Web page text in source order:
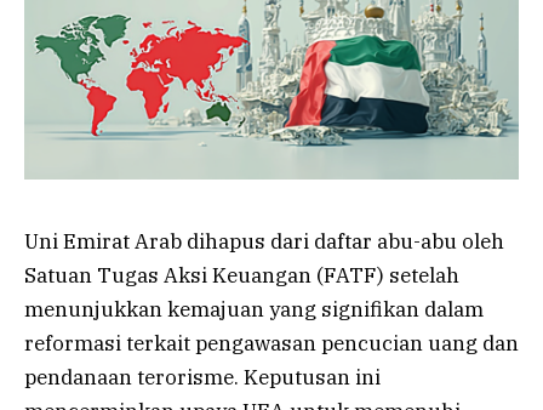
Uni Emirat Arab dihapus dari daftar abu-abu oleh
Satuan Tugas Aksi Keuangan (FATF) setelah
menunjukkan kemajuan yang signifikan dalam
reformasi terkait pengawasan pencucian uang dan
pendanaan terorisme. Keputusan ini